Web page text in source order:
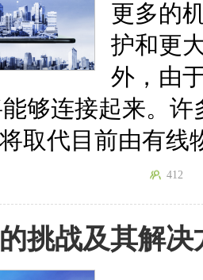
更多的
护和更
外，由
够连接起来。
取代目前由有线
412
挑战及其解决